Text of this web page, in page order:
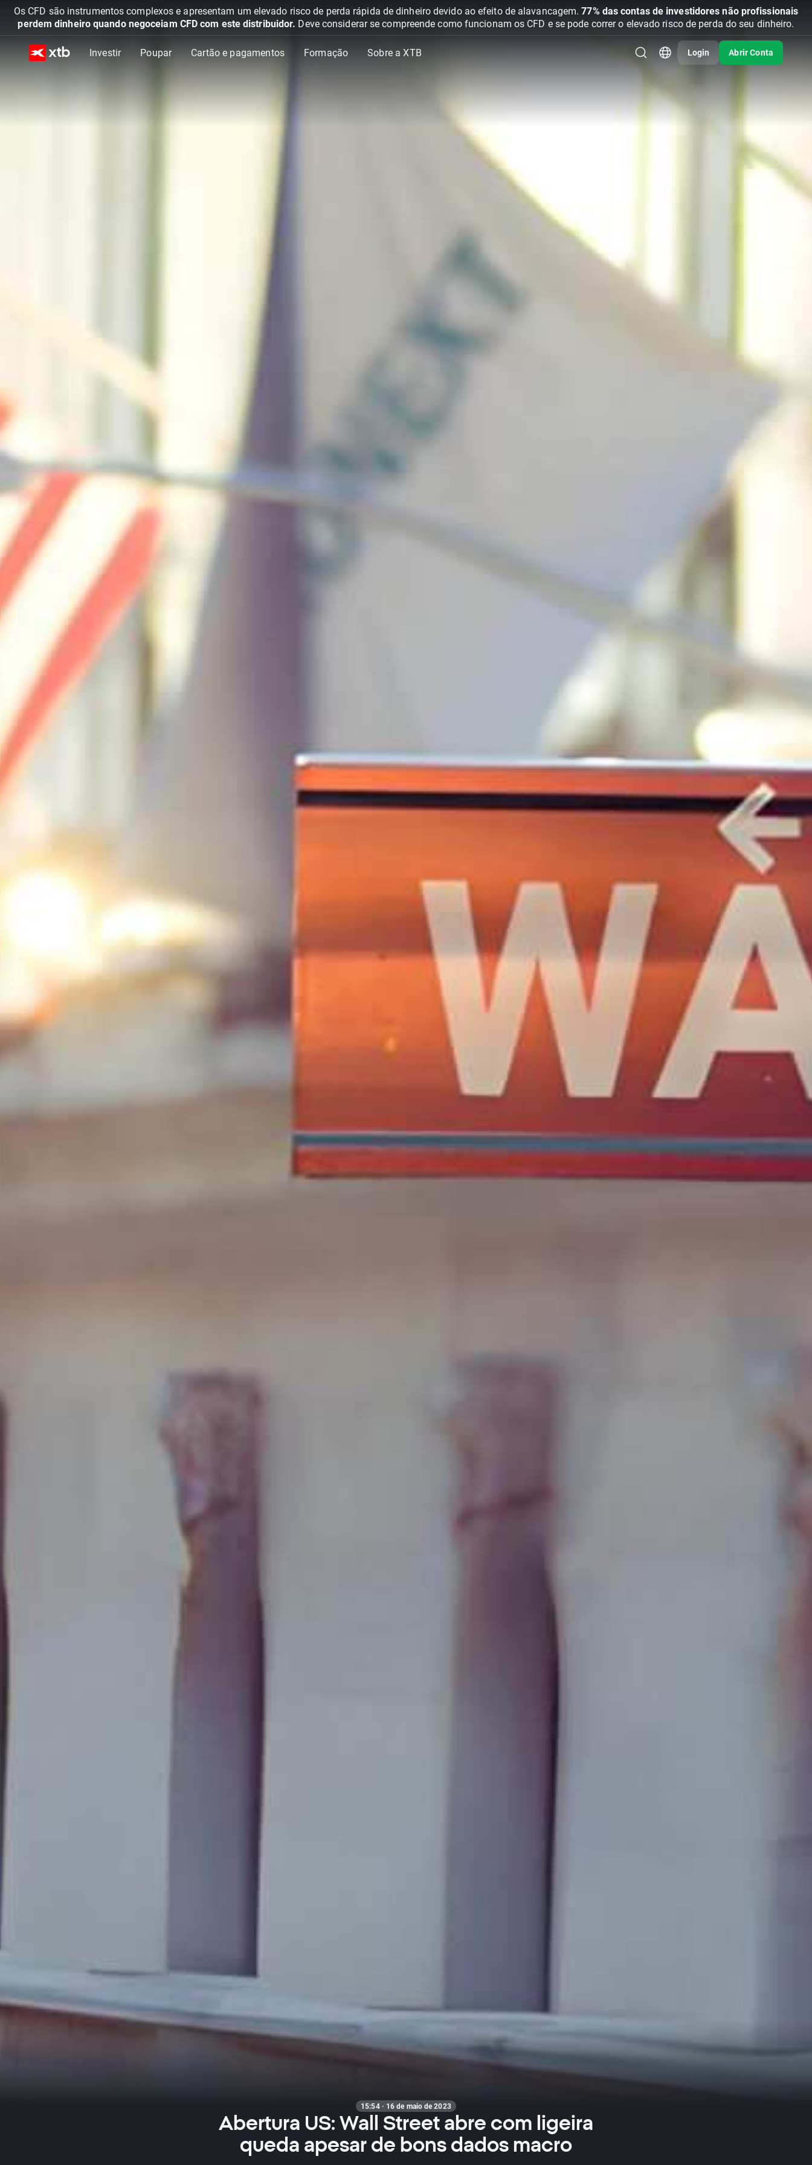
Os CFD são instrumentos complexos e apresentam um elevado risco de perda rápida de dinheiro devido ao efeito de alavancagem.77% das contas de investidores não profissionais
perdem dinheiro quando negoceiam CFD com este distribuidor. Deve considerar se compreende como funcionam os CFD e se pode correr o elevado risco de perda do seu dinheiro.
Investir Poupar Cartão e pagamentos Formação Sobre a XTB Login Abrir Conta
15:54 · 16 de maio de 2023
Abertura US: Wall Street abre com ligeira
queda apesar de bons dados macro